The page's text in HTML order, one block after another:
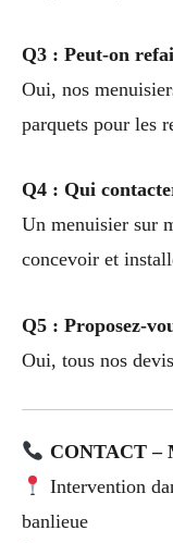
Q3 : Peut-on
Oui, nos
parquets pour les
Q4 : Qui
Un menuisier sur
concevoir et
Q5 : Proposez-
Oui, tous nos
CONTACT –
Intervention
banlieue